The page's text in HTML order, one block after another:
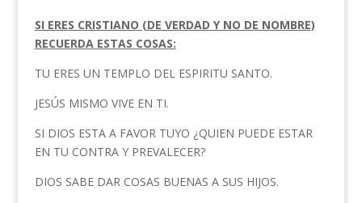
SI ERES CRISTIANO (DE VERDAD Y NO DE NOMBRE)
RECUERDA ESTAS COSAS:
TU ERES UN TEMPLO DEL ESPIRITU SANTO.
JESÚS MISMO VIVE EN TI.
SI DIOS ESTA A FAVOR TUYO ¿QUIEN PUEDE ESTAR
EN TU CONTRA Y PREVALECER?
DIOS SABE DAR COSAS BUENAS A SUS HIJOS.